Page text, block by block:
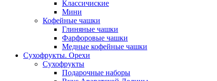
Классичиские
Мини
Кофейные чашки
Глиняные чашки
Фарфоровые чашки
Медные кофейные чашки
Сухофрукты. Орехи
Сухофрукты
Подарочные наборы